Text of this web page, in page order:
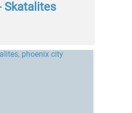
Skatalites